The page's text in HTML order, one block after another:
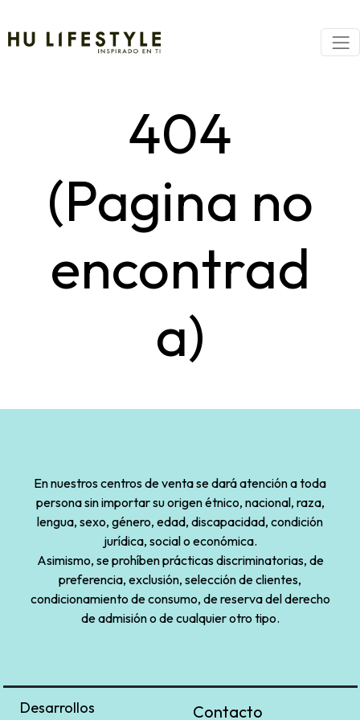
404
(Pagina no
encontrad
a)
En nuestros centros de venta se dará atención a toda
persona sin importar su origen étnico, nacional, raza,
lengua, sexo, género, edad, discapacidad, condición
jurídica, social o económica.
Asimismo, se prohíben prácticas discriminatorias, de
preferencia, exclusión, selección de clientes,
condicionamiento de consumo, de reserva del derecho
de admisión o de cualquier otro tipo.
Desarrollos Contacto